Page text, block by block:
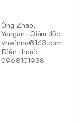
Ông Zhao,
Yongan- Giám đốc
vnwinna@163.com
Điện thoại:
0968101938